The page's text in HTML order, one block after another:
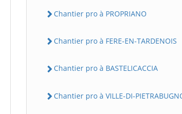
Chantier pro à PROPRIANO
Chantier pro à FERE-EN-TARDENOIS
Chantier pro à BASTELICACCIA
Chantier pro à VILLE-DI-